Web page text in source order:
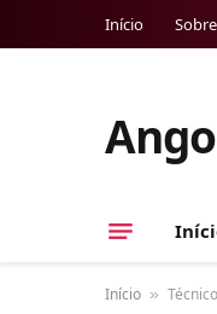
Início Sobre
Início »